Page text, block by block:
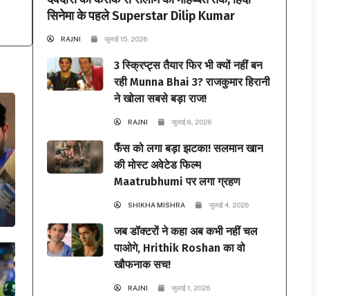
सिनेमा के पहले Superstar Dilip Kumar
RAJNI जुलाई 15, 2026
3 स्क्रिप्ट्स तैयार फिर भी क्यों नहीं बन
रही Munna Bhai 3? राजकुमार हिरानी
ने खोला सबसे बड़ा राज!
RAJNI जुलाई 8, 2026
फैंस को लगा बड़ा झटका! सलमान खान
की मोस्ट अवेटेड फिल्म
Maatrubhumi पर लगा ग्रहण
SHIKHA MISHRA जुलाई 4, 2026
जब डॉक्टरों ने कहा अब कभी नहीं चल
पाओगे, Hrithik Roshan का वो
खौफनाक सच!
RAJNI जुलाई 1, 2026